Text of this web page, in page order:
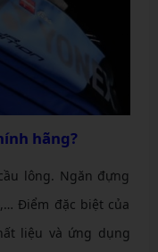
hãng?
lông. Ngăn đựng
Điểm đặc biệt của
liệu và ứng dụng